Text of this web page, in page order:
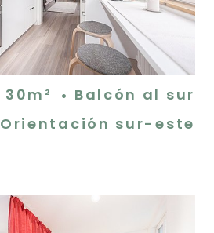
30m²
Balcón al sur
Orientación sur-este